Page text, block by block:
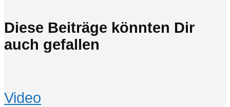
Diese Beiträge könnten Dir
auch gefallen
Video